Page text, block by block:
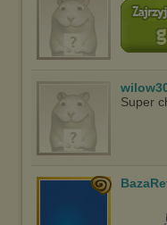
Super